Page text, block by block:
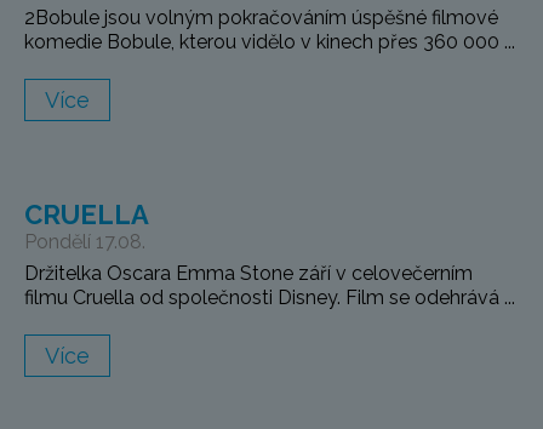
2Bobule jsou volným pokračováním úspěšné filmové
komedie Bobule, kterou vidělo v kinech přes 360 000 ...
Více
CRUELLA
Pondělí 17.08.
Držitelka Oscara Emma Stone září v celovečerním
filmu Cruella od společnosti Disney. Film se odehrává ...
Více